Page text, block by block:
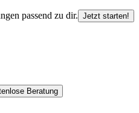
passend zu dir. Jetzt starten!
Beratung